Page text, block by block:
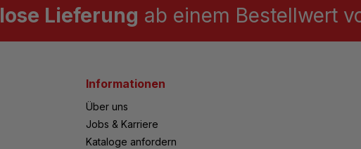
Lieferung ab einem Bestellwert
Informationen
Über uns
Jobs & Karriere
Kataloge anfordern